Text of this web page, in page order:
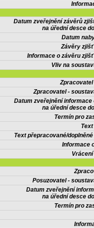
Datum zveřejnění závěrů
na úřední desce
Datum
Závěry
Informace o závěru
Vliv na
Zpracovatel -
Datum zveřejnění informace
na úřední desce
Termín pro
Text přepracované/
Informace
Posuzovatel -
Datum zveřejnění
na úřední desce
Termín pro